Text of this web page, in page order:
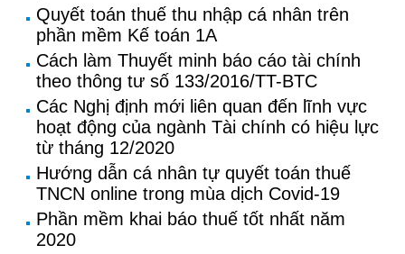
Quyết toán thuế thu nhập cá nhân trên
phần mềm Kế toán 1A
Cách làm Thuyết minh báo cáo tài chính
theo thông tư số 133/2016/TT-BTC
Các Nghị định mới liên quan đến lĩnh vực
hoạt động của ngành Tài chính có hiệu lực
từ tháng 12/2020
Hướng dẫn cá nhân tự quyết toán thuế
TNCN online trong mùa dịch Covid-19
Phần mềm khai báo thuế tốt nhất năm
2020